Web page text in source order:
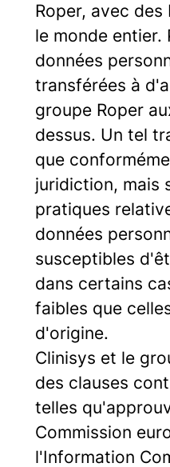
Roper, avec
le monde entier.
données
transférées à
groupe Roper
dessus. Un tel
que
juridiction, mais
pratiques
données
susceptibles
dans certains
faibles que
d'origine.
Clinisys et le
des clauses
telles
Commission
l'Information